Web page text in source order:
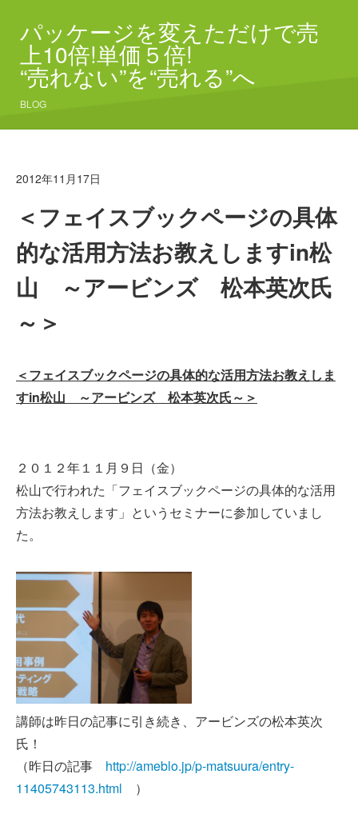
パッケージを変えただけで売
上10倍!単価５倍!
“売れない”を“売れる”へ
BLOG
2012年11月17日
＜フェイスブックページの具体
的な活用方法お教えしますin松
山 ～アービンズ 松本英次氏
～＞
＜フェイスブックページの具体的な活用方法お教えしま
すin松山 ～アービンズ 松本英次氏～＞
２０１２年１１月９日（金）
松山で行われた「フェイスブックページの具体的な活用
方法お教えします」というセミナーに参加していまし
た。
講師は昨日の記事に引き続き、アービンズの松本英次
氏！
（昨日の記事 http://ameblo.jp/p-matsuura/entry-
11405743113.html ）